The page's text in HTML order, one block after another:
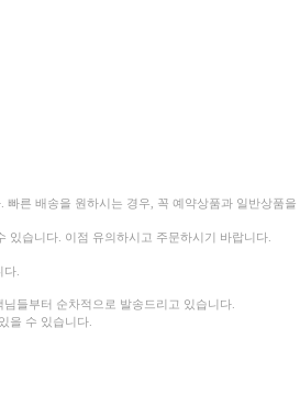
빠른 배송을 원하시는 경우, 꼭 예약상품과 일반상품
있습니다. 이점 유의하시고 주문하시기 바랍니다.
.
들부터 순차적으로 발송드리고 있습니다.
을 수 있습니다.